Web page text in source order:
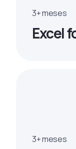
3+ meses
Excel
3+ meses